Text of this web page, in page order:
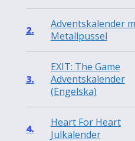
2.
Adventskalender
Metallpussel
3.
EXIT: The Game
Adventskalender
(Engelska)
4.
Heart For Heart
Julkalender